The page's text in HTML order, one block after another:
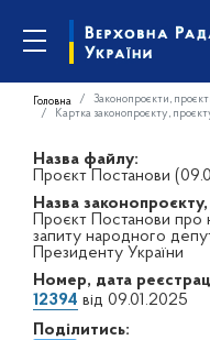
Головна Законопроєкти,
Картка законопроєкту,
Назва файлу:
Проєкт Постанови
Назва
Проєкт Постанови про
запиту народного
Президенту України
Номер, дата
12394 від 09.01.2025
Поділитись: